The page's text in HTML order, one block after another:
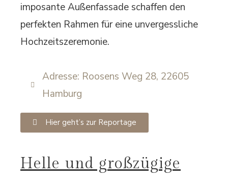
imposante Außenfassade schaffen den
perfekten Rahmen für eine unvergessliche
Hochzeitszeremonie.
Adresse: Roosens Weg 28, 22605
Hamburg
Hier geht’s zur Reportage
Helle und großzügige